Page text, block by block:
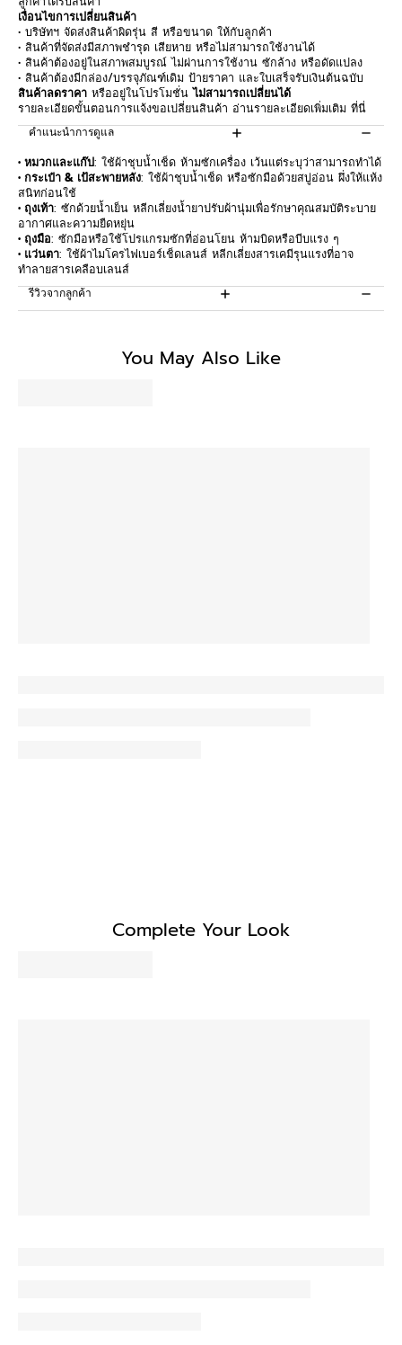
เงื่อนไขการเปลี่ยนสินค้า
• บริษัทฯ จัดส่งสินค้าผิดรุ่น สี หรือขนาด ให้กับลูกค้า
• สินค้าที่จัดส่งมีสภาพชำรุด เสียหาย หรือไม่สามารถใช้งานได้
• สินค้าต้องอยู่ในสภาพสมบูรณ์ ไม่ผ่านการใช้งาน ซักล้าง หรือดัดแปลง
• สินค้าต้องมีกล่อง/บรรจุภัณฑ์เดิม ป้ายราคา และใบเสร็จรับเงินต้นฉบับ
สินค้าลดราคา หรืออยู่ในโปรโมชั่นไม่สามารถเปลี่ยนได้
รายละเอียดขั้นตอนการแจ้งขอเปลี่ยนสินค้า อ่านรายละเอียดเพิ่มเติม ที่นี่
คำแนะนำการดูแล
• หมวกและแก๊ป: ใช้ผ้าชุบน้ำเช็ด ห้ามซักเครื่อง เว้นแต่ระบุว่าสามารถทำได้
• กระเป๋า & เป้สะพายหลัง: ใช้ผ้าชุบน้ำเช็ด หรือซักมือด้วยสบู่อ่อน ผึ่งให้แห้ง
สนิทก่อนใช้
• ถุงเท้า: ซักด้วยน้ำเย็น หลีกเลี่ยงน้ำยาปรับผ้านุ่มเพื่อรักษาคุณสมบัติระบาย
อากาศและความยืดหยุ่น
• ถุงมือ: ซักมือหรือใช้โปรแกรมซักที่อ่อนโยน ห้ามบิดหรือบีบแรง ๆ
• แว่นตา: ใช้ผ้าไมโครไฟเบอร์เช็ดเลนส์ หลีกเลี่ยงสารเคมีรุนแรงที่อาจ
ทำลายสารเคลือบเลนส์
รีวิวจากลูกค้า
You May Also Like
Complete Your Look